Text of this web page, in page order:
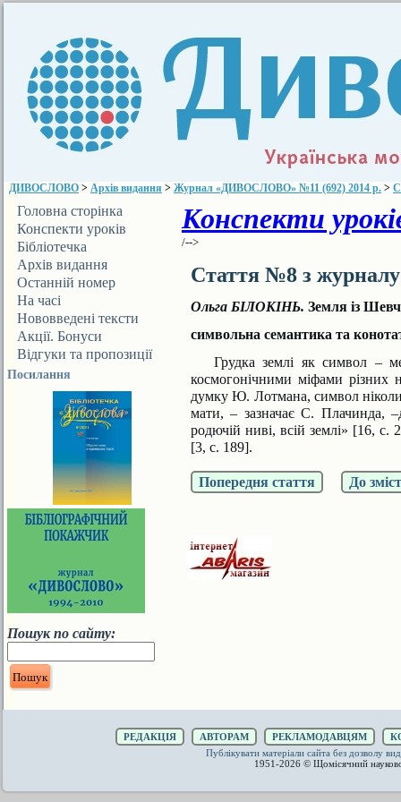
ДИВОСЛОВО > Архів видання > Журнал «ДИВОСЛОВО» №11 (692) 2014 р. >
Головна сторінка
Конспекти уроків
Бібліотечка
ДИВОСЛОВА
Архів видання
Останній номер
На часі
Нововведені тексти
Акції. Бонуси
Відгуки та пропозиції
Посилання
Пошук по сайту:
Конспекти
/-->
Стаття №8 з
Ольга БІЛОКІНЬ. Земля із
символьна семантика та
Грудка землі як символ –
космогонічними міфами різних
думку Ю. Лотмана, символ ніколи
мати, – зазначає С. Плачинда,
родючій ниві, всій землі» [16, с.
[3, с. 189].
Попередня стаття До
РЕДАКЦІЯ АВТОРАМ РЕКЛАМОДАВЦЯМ
Публікувати матеріали сайта без дозволу
1951-2026 © Щомісячний